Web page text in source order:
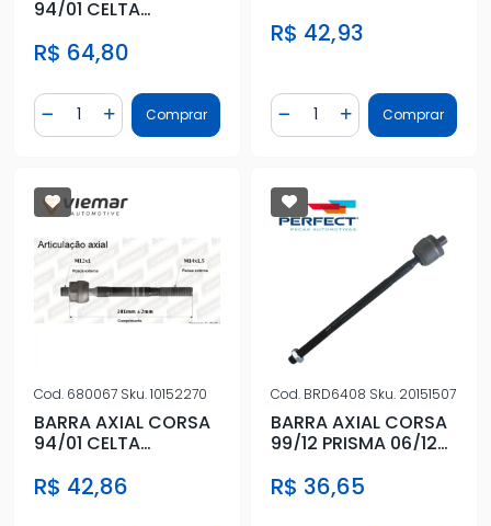
94/01 CELTA
DIR MECANICA
R$ 64,80
Diminuir Quantidade
Quantidade
Adicionar Quantidade
Comprar
DIR MECANICA
R$ 42,93
Diminuir Quantidade
Quantidade
AdicionarComprar
Cod. 680067 Sku.10152270
BARRA AXIAL CORSA
94/01 CELTA
DIR MECANICA
R$ 42,86
Cod. BRD6408 Sku. 20151507
BARRA AXIAL CORSA
99/12 PRISMA 06/12
HIDRAULICA
R$ 36,65